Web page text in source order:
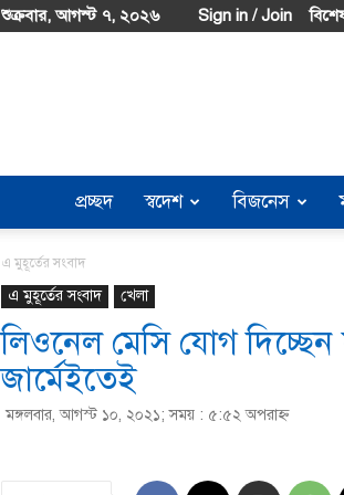
শুক্রবার, আগস্ট ৭, ২০২৬ Sign in / Join
প্রচ্ছদ স্বদেশ বিজনেস
এ মুহূর্তের সংবাদ
এ মুহূর্তের সংবাদ খেলা
লিওনেল মেসি যোগ দিচ্ছেন
জার্মেইতেই
মঙ্গলবার, আগস্ট ১০, ২০২১; সময় : ৫:৫২ অপরাহ্ণ